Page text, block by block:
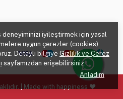
deneyiminizi iyileştirmek için yasal
uygun çerezler (cookies)
Detaylı bilgiye Gizlilik ve Çerez
sayfamızdan erişebilirsiniz.
Anladım
| Made with happiness ♥